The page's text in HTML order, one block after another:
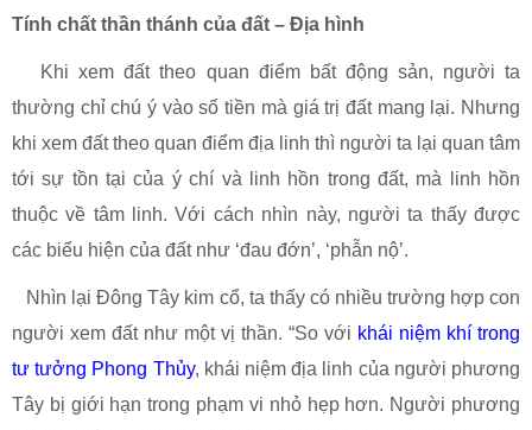
Tính chất thần thánh của đất – Địa hình
Khi xem đất theo quan điểm bất động sản, người ta
thường chỉ chú ý vào số tiền mà giá trị đất mang lại. Nhưng
khi xem đất theo quan điểm địa linh thì người ta lại quan tâm
tới sự tồn tại của ý chí và linh hồn trong đất, mà linh hồn
thuộc về tâm linh. Với cách nhìn này, người ta thấy được
các biểu hiện của đất như ‘đau đớn’, ‘phẫn nộ’.
Nhìn lại Đông Tây kim cổ, ta thấy có nhiều trường hợp con
người xem đất như một vị thần. “So với khái niệm khí trong
tư tưởng Phong Thủy, khái niệm địa linh của người phương
Tây bị giới hạn trong phạm vi nhỏ hẹp hơn. Người phương